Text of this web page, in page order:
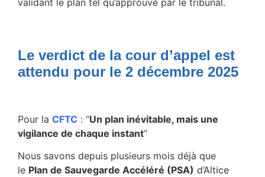
validant le plan tel qu’approuvé par le tribunal.
Le verdict de la cour d’appel est
attendu pour le 2 décembre 2025
Pour la CFTC : “Un plan inévitable, mais une
vigilance de chaque instant”
Nous savons depuis plusieurs mois déjà que
le Plan de Sauvegarde Accéléré (PSA) d’Altice